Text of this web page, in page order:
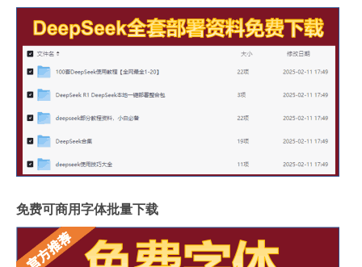
免费可商用字体批量下载